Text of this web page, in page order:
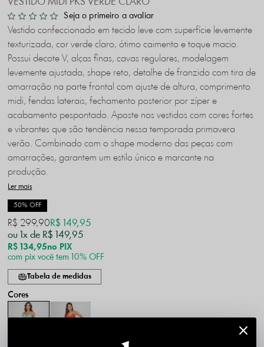
Seja o primeiro a avaliar
Vestido confeccionado em tecido leve com superfície levemente
texturizada, cor verde claro, ótimo caimento e toque macio.
Possui decote V, alças finas, cavas regulares, modelagem
levemente ajustada, shape reto, detalhe de franzido com tira de
amarração na parte frontal com ajuste de altura, comprimento
midi, fendas laterais, fechamento posterior por zíper e
acabamento pespontado. Aposte nos vestidos com cores fortes
e vibrantes que são tendência nessa temporada primavera
verão. Combinado com o shape moderno das peças com
amarrações, garantem um estilo único e marcante na
produção.
Ler mais
50% OFF
R$ 134,95no PIX
R$ 299,90R$ 149,95
1x
R$ 149,95
com pix você tem 10% OFF
Tabela de medidas